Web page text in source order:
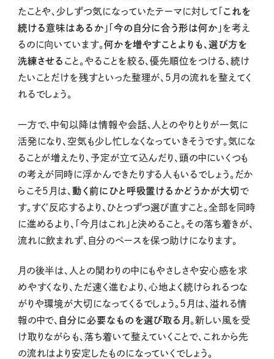
たことや、少しずつ気になっていたテーマに対して「 これを
続ける意味はあるか 」「 今の自分に合う形は何か 」を考え
るのに向いています。 何かを増やすことよりも、選び方を
洗練させる こと。やることを絞る、優先順位をつける、続け
たいことだけを残すといった整理が、5月の流れを整えてく
れるでしょう。
一方で、中旬以降は情報や会話、人とのやりとりが一気に
活発になり、空気も少し忙しなくなっていきそうです。気にな
ることが増えたり、予定が立て込んだり、頭の中にいくつも
の考えが同時に浮かんできたりする人もいるでしょう。だか
らこそ5月は、動く前にひと呼吸置けるかどうかが大切で
す。すぐ反応するより、ひとつずつ選び直すこと。全部を同時
に進めるより、「今月はこれ」と決めること。その落ち着きが、
流れに飲まれず、自分のペースを保つ助けになります。
月の後半は、人との関わりの中にもやさしさや安心感を求
めやすくなり、ただ速く進むより、心地よく続けられるつな
がりや環境が大切になってくるでしょう。5月は、溢れる情
報の中で、 自分に必要なものを選び取る月 。新しい風を受
け取りながらも、落ち着いて整えていくことで、これから先
の流れはより安定したものになっていくでしょう。